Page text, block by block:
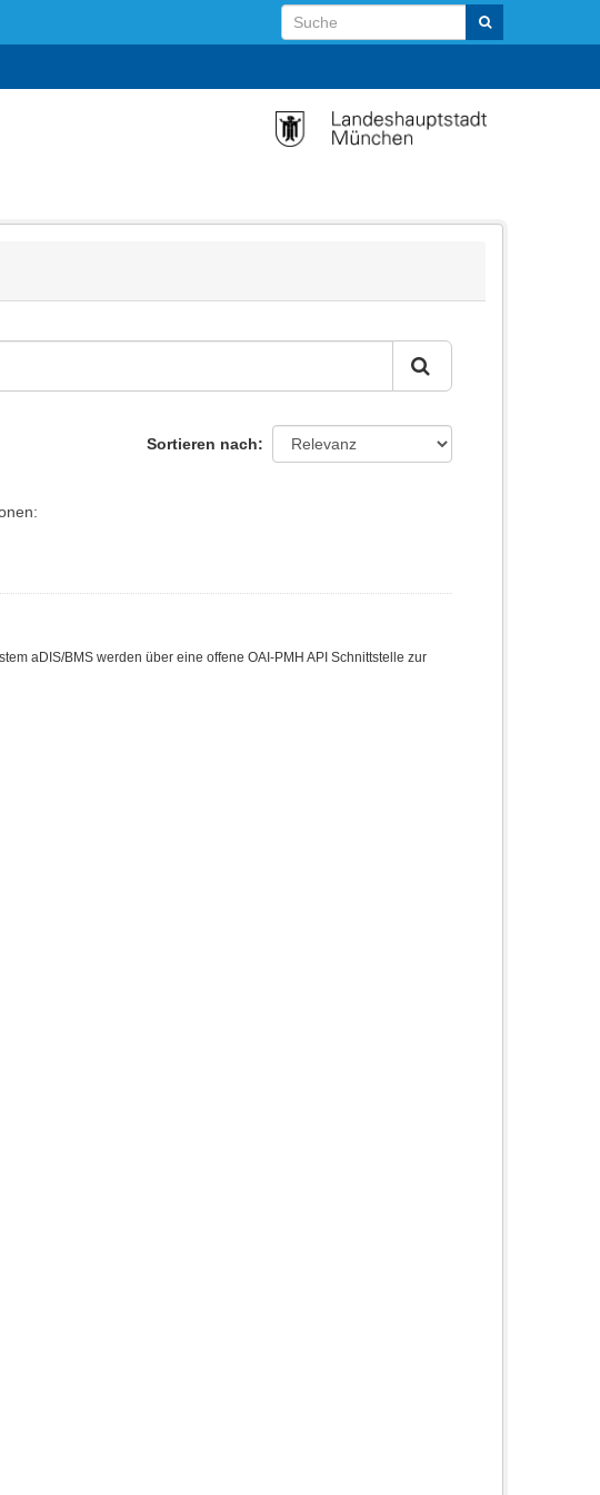
Sortieren nach
aDIS/BMS werden über eine offene OAI-PMH API Schnittstelle zur